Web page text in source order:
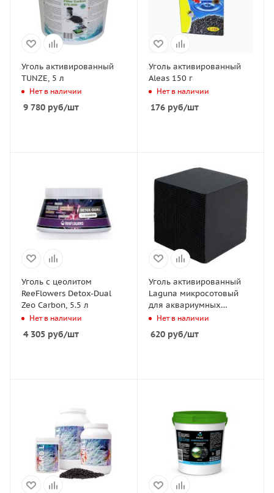
Уголь активированный
TUNZE, 5 л
Нет в наличии
9 780 руб/шт
Уголь активированный
Aleas 150 г
Нет в наличии
176руб/шт
Уголь c цеолитом
ReeFlowers Detox-Dual
Zeo Carbon, 5.5 л
Нет в наличии
4 305 руб/шт
Уголь активированный
Laguna микросотовый
для аквариумных
фильтров,
Нет в наличии
620руб/шт